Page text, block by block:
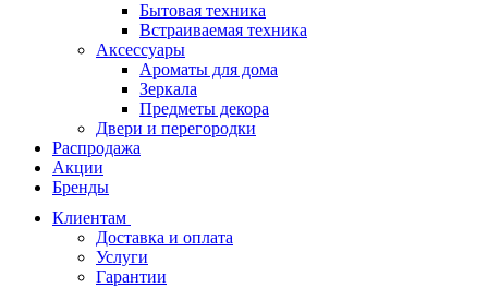
Бытовая техника
Встраиваемая техника
Аксессуары
Ароматы для дома
Зеркала
Предметы декора
Двери и перегородки
Распродажа
Акции
Бренды
Клиентам
Доставка и оплата
Услуги
Гарантии